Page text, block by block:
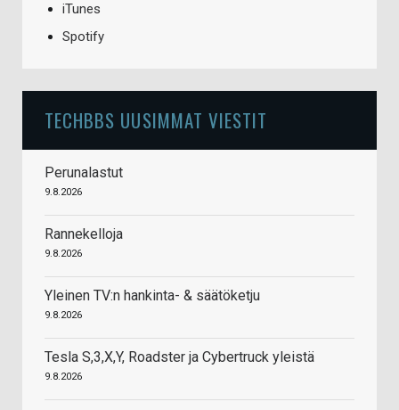
iTunes
Spotify
TECHBBS UUSIMMAT VIESTIT
Perunalastut
9.8.2026
Rannekelloja
9.8.2026
Yleinen TV:n hankinta- & säätöketju
9.8.2026
Tesla S,3,X,Y, Roadster ja Cybertruck yleistä
9.8.2026